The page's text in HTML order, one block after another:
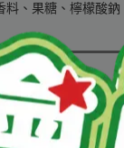
料、果糖、檸檬酸鈉